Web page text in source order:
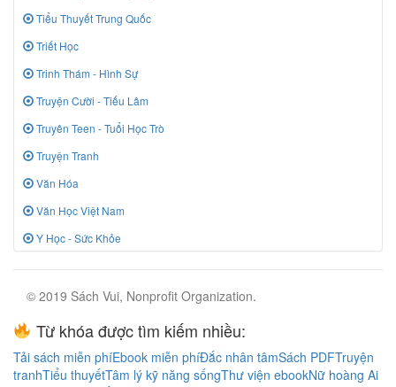
Tiểu Thuyết Trung Quốc
Triết Học
Trinh Thám - Hình Sự
Truyện Cười - Tiếu Lâm
Truyên Teen - Tuổi Học Trò
Truyện Tranh
Văn Hóa
Văn Học Việt Nam
Y Học - Sức Khỏe
© 2019 Sách Vui, Nonprofit Organization.
Từ khóa được tìm kiếm nhiều:
Tải sách miễn phíEbook miễn phíĐắc nhân tâmSách PDFTruyện
tranhTiểu thuyếtTâm lý kỹ năng sốngThư viện ebookNữ hoàng Ai